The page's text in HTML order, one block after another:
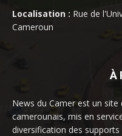
Localisation : Rue de
Cameroun
À
News du Camer est un site
camerounais, mis en
diversification des